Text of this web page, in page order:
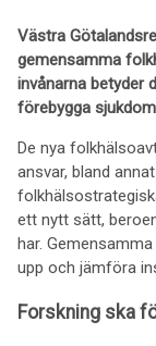
Västra
gemensamma
invånarna betyder
förebygga
De nya
ansvar, bland
ett nytt sätt,
har.
upp och jämföra
Forskning ska